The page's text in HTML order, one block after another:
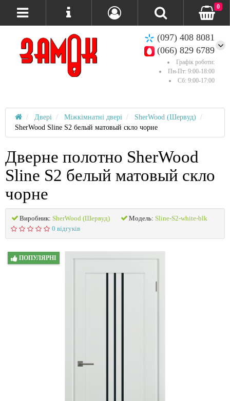
(097) 408 8081
(066) 829 6789
Графік роботи:
Пн-Пт: 9:00-18:00
Сб: 9:00-17:00
0
Двері Міжкімнатні двері
SherWood (Шервуд)
SherWood Sline S2 белый матовый скло чорне
Дверне полотно SherWood
Sline S2 белый матовый скло
чорне
Виробник: SherWood (Шервуд) Модель: Sline-S2-white-blk
0 відгуків
ПОПУЛЯРНІ